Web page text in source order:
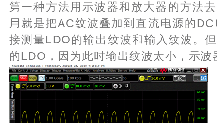
第一种方法用示波器和放大器的方法
用就是把AC纹波叠加到直流电源的
接测量LDO的输出纹波和输入纹波。
的LDO，因为此时输出纹波太小，示波